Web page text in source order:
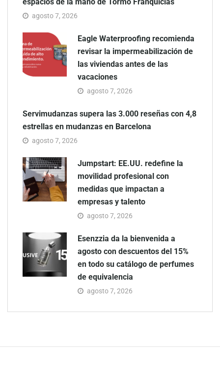
agosto 7, 2026
Eagle Waterproofing recomienda
revisar la impermeabilización de
las viviendas antes de las
vacaciones
agosto 7, 2026
Servimudanzas supera las 3.000 reseñas con 4,8
estrellas en mudanzas en Barcelona
agosto 7, 2026
Jumpstart: EE.UU. redefine la
movilidad profesional con
medidas que impactan a
empresas y talento
agosto 7, 2026
Esenzzia da la bienvenida a
agosto con descuentos del 15%
en todo su catálogo de perfumes
de equivalencia
agosto 7, 2026